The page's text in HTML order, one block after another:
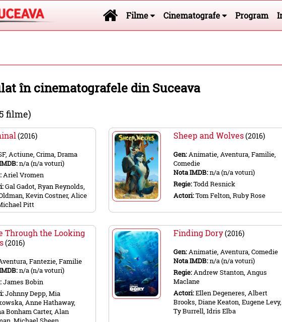
Filme Cinematografe Program
în cinematografele din Suceava
filme)
(2016)
Actiune, Crima, Drama
n/a (n/a voturi)
Ariel Vromen
Gal Gadot, Ryan Reynolds,
Kevin Costner, Alice
Pitt
Sheep and Wolves(2016)
Gen:Animatie, Aventura, Familie,
Comedie
Nota IMDB:n/a (n/a voturi)
Regie:Todd Resnick
Actori:Tom Felton, Ruby Rose
Through the Looking
(2016)
Fantezie, Familie
n/a (n/a voturi)
James Bobin
Johnny Depp, Mia
Anne Hathaway,
Bonham Carter, Alan
Finding Dory(2016)
Gen:Animatie, Aventura, Comedie
Nota IMDB:n/a (n/a voturi)
Regie:Andrew Stanton, Angus
Maclane
Actori:Ellen Degeneres, Albert
Brooks, Diane Keaton, Eugene Levy,
Ty Burrell, Idris Elba